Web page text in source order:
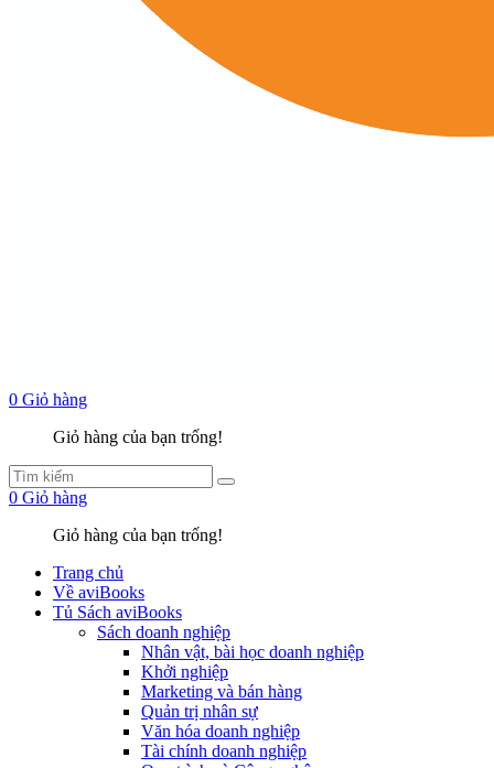
0 Giỏ hàng
Giỏ hàng của bạn trống!
0 Giỏ hàng
Giỏ hàng của bạn trống!
Trang chủ
Về aviBooks
Tủ Sách aviBooks
Sách doanh nghiệp
Nhân vật, bài học doanh nghiệp
Khởi nghiệp
Marketing và bán hàng
Quản trị nhân sự
Văn hóa doanh nghiệp
Tài chính doanh nghiệp